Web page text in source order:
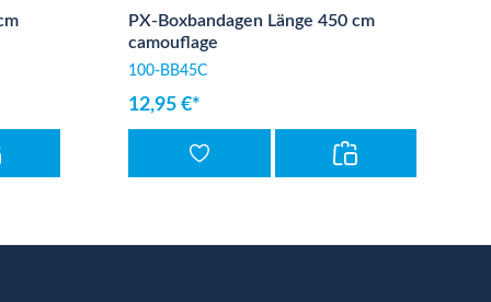
PX-Boxbandagen Länge 450 cm
camouflage
100-BB45C
12,95 €*